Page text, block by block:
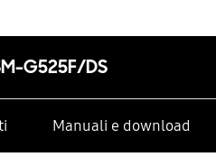
G525F/DS
Manuali e download